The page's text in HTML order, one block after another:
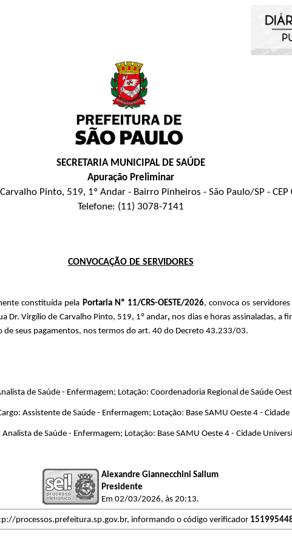
SECRETARIA MUNICIPAL DE SAÚDE
Apuração Preliminar
Pinto, 519, 1º Andar - Bairro Pinheiros - São Paulo/SP -
Telefone: (11) 3078-7141
CONVOCAÇÃODE SERVIDORES
constituída pela Portaria Nº 11/CRS-OESTE/2026, convoca os
Dr. Virgílio de Carvalho Pinto, 519, 1º andar, nos dias e horas assinaladas, a
de seus pagamentos, nos termos do art. 40 do Decreto 43.233/03.
de Saúde - Enfermagem; Lotação: Coordenadoria Regional de Saúde
Assistente de Saúde - Enfermagem; Lotação: Base SAMU Oeste 4 -
Analista de Saúde - Enfermagem; Lotação: Base SAMU Oeste 4 - Cidade
Alexandre Giannecchini Sallum
Presidente
Em 02/03/2026, às 20:13.
processos.prefeitura.sp.gov.br, informando o código verificador